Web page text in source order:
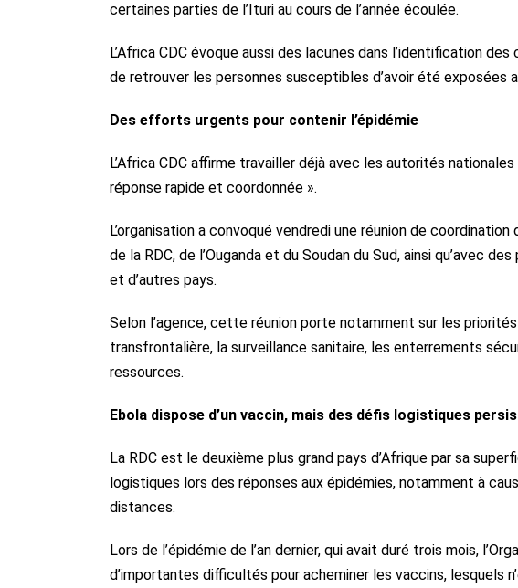
certaines parties de l’Ituri au cours de l’année écoulée.
L’Africa CDC évoque aussi des lacunes dans l’identification
de retrouver les personnes susceptibles d’avoir été exposées
Des efforts urgents pour contenir l’épidémie
L’Africa CDC affirme travailler déjà avec les autorités
réponse rapide et coordonnée ».
L’organisation a convoqué vendredi une réunion de
de la RDC, de l’Ouganda et du Soudan du Sud, ainsi qu’avec
et d’autres pays.
Selon l’agence, cette réunion porte notamment sur les
transfrontalière, la surveillance sanitaire, les enterrements
ressources.
Ebola dispose d’un vaccin, mais des défis logistiques
La RDC est le deuxième plus grand pays d’Afrique par sa
logistiques lors des réponses aux épidémies, notamment à
distances.
Lors de l’épidémie de l’an dernier, qui avait duré trois mois,
d’importantes difficultés pour acheminer les vaccins, lesquels